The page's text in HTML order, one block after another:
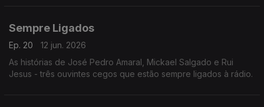
Sempre Ligados
Ep. 20
12 jun. 2026
As histórias de José Pedro Amaral, Mickael Salgado e Rui
Jesus - três ouvintes cegos que estão sempre ligados à rádio.